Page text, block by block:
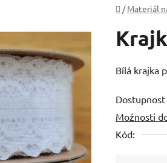
Domů
/ Materiál
Bílá krajka
Dostupnost
Možnosti
Kód: